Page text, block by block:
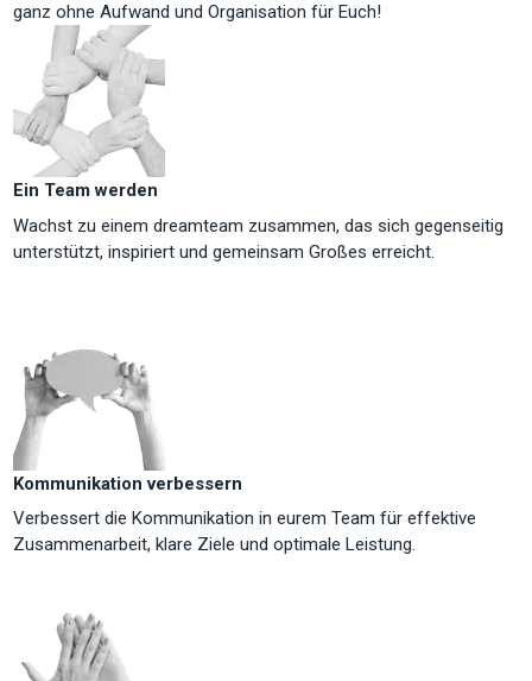
ganz ohne Aufwand und Organisation für Euch!
Ein Team werden
Wachst zu einem dreamteam zusammen, das sich gegenseitig
unterstützt, inspiriert und gemeinsam Großes erreicht.
Kommunikation verbessern
Verbessert die Kommunikation in eurem Team für effektive
Zusammenarbeit, klare Ziele und optimale Leistung.